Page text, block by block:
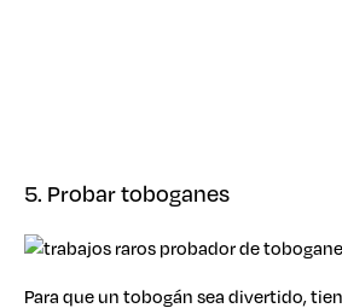
5. Probar toboganes
Para que un tobogán sea divertido,